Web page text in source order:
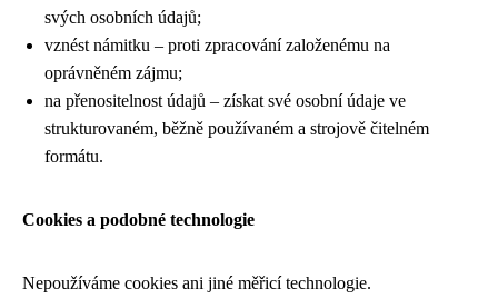
svých osobních údajů;
vznést námitku – proti zpracování založenému na
oprávněném zájmu;
na přenositelnost údajů – získat své osobní údaje ve
strukturovaném, běžně používaném a strojově čitelném
formátu.
Cookies a podobné technologie
Nepoužíváme cookies ani jiné měřicí technologie.